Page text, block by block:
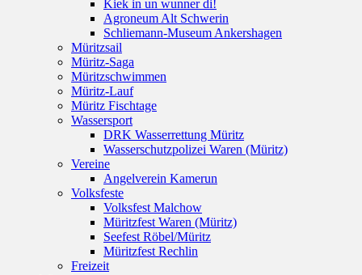
Kiek in un wunner di!
Agroneum Alt Schwerin
Schliemann-Museum Ankershagen
Müritzsail
Müritz-Saga
Müritzschwimmen
Müritz-Lauf
Müritz Fischtage
Wassersport
DRK Wasserrettung Müritz
Wasserschutzpolizei Waren (Müritz)
Vereine
Angelverein Kamerun
Volksfeste
Volksfest Malchow
Müritzfest Waren (Müritz)
Seefest Röbel/Müritz
Müritzfest Rechlin
Freizeit